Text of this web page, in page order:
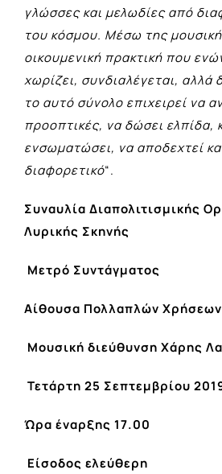
γλώσσες και μελωδίες από
του κόσμου. Μέσω της
οικουμενική πρακτική που
χωρίζει, συνδιαλέγεται, αλλά
το αυτό σύνολο επιχειρεί να
προοπτικές, να δώσει ελπίδα,
ενσωματώσει, να αποδεχτεί
διαφορετικό“.
Συναυλία Διαπολιτισμικής
Λυρικής Σκηνής
Μετρό Συντάγματος
Αίθουσα Πολλαπλών Χρήσεων
Μουσική διεύθυνση Χάρης
Τετάρτη 25 Σεπτεμβρίου
Ώρα έναρξης 17.00
Είσοδος ελεύθερη